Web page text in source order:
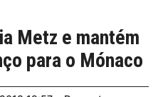
Metz e mantém
para o Mónaco